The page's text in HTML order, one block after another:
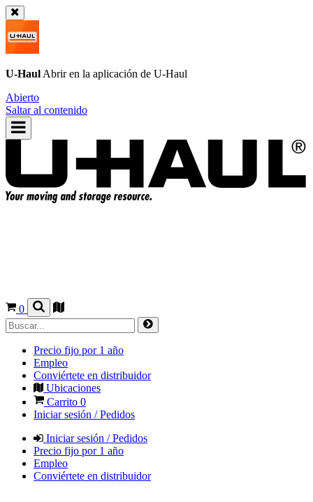
U-Haul Abrir en la aplicación de U-Haul
Abierto
Saltar al contenido
0
Precio fijo por 1 año
Empleo
Conviértete en distribuidor
Ubicaciones
Carrito 0
Iniciar sesión / Pedidos
Iniciar sesión / Pedidos
Precio fijo por 1 año
Empleo
Conviértete en distribuidor